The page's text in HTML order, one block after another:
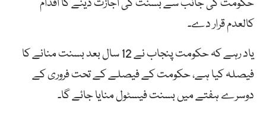
حکومت کی جانب سے بسنت کی اجازت دینے کا اقدام
کالعدم قرار دے۔
یاد رہے کہ حکومت پنجاب نے 12 سال بعد بسنت منانے کا
فیصلہ کیا ہے، حکومت کے فیصلے کے تحت فروری کے
دوسرے ہفتے میں بسنت فیسٹول منایا جائے گا۔